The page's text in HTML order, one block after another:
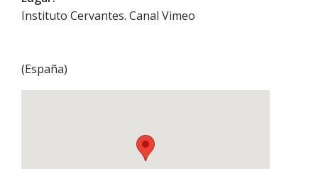
Instituto Cervantes. Canal Vimeo
(España)